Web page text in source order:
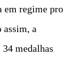
em regime pro
a
medalhas